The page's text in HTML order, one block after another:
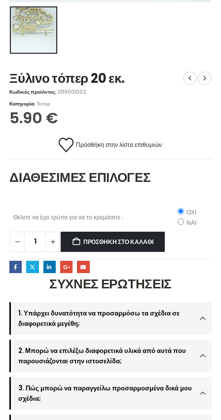
Ξύλινο τόπερ 20 εκ.
Κωδικός προϊόντος: 0119001002
Κατηγορία:Τοπερ
5.90 €
Πρόσθήκη στην λίστα επιθυμιών
ΔΙΑΘΕΣΙΜΕΣ ΕΠΙΛΟΓΕΣ
Θέλετε να έχει τρύπα για να το κρεμάσετε ;
ΟΧΙ
ΝΑΙ
ΠΡΟΣΘΉΚΗ ΣΤΟ ΚΑΛΆΘΙ
ΣΥΧΝΕΣ ΕΡΩΤΗΣΕΙΣ
1. Υπάρχει δυνατότητα να προσαρμόσω τα σχέδια σε
διαφορετικά μεγέθη;
2. Μπορώ να επιλέξω διαφορετικά υλικά από αυτά που
παρουσιάζονται στην ιστοσελίδα;
3. Πώς μπορώ να παραγγείλω προσαρμοσμένα δικά μου
σχέδια;